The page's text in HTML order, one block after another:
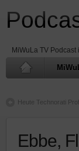
MiWuLa TV
Heute Technorati
Ebbe,